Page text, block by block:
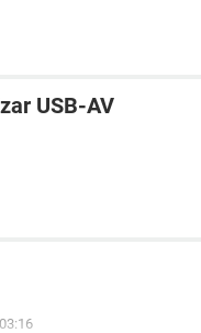
USB-AV